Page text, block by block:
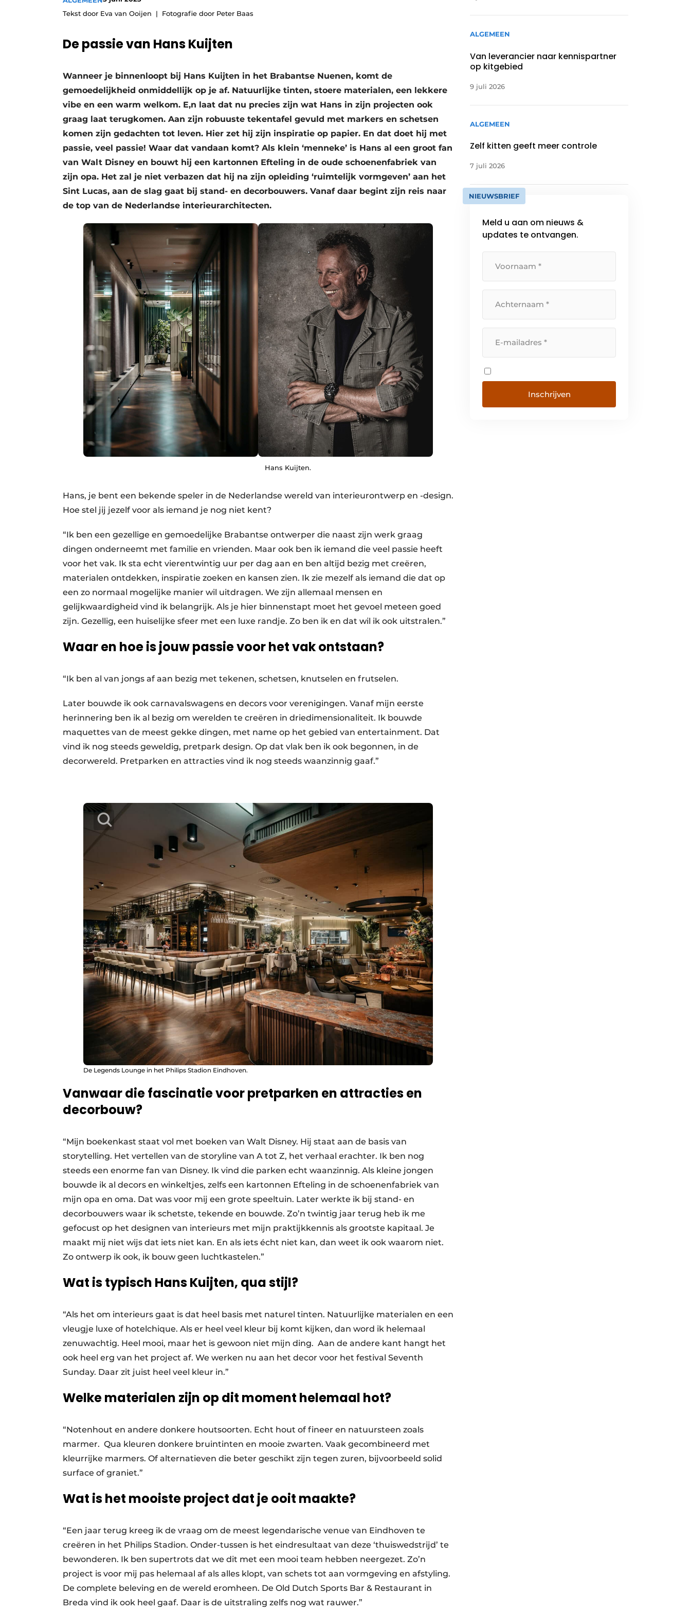
Vacatures
Tekst door Eva van Ooijen
Fotografie door Peter Baas
De passie van Hans Kuijten
Wanneer je binnenloopt bij Hans Kuijten in het Brabantse Nuenen, komt de
gemoedelijkheid onmiddellijk op je af. Natuurlijke tinten, stoere materialen, een lekkere
vibe en een warm welkom. E,n laat dat nu precies zijn wat Hans in zijn projecten ook
graag laat terugkomen. Aan zijn robuuste tekentafel gevuld met markers en schetsen
komen zijn gedachten tot leven. Hier zet hij zijn inspiratie op papier. En dat doet hij met
passie, veel passie! Waar dat vandaan komt? Als klein ‘menneke’ is Hans al een groot fan
van Walt Disney en bouwt hij een kartonnen Efteling in de oude schoenenfabriek van
zijn opa. Het zal je niet verbazen dat hij na zijn opleiding ‘ruimtelijk vormgeven’ aan het
Sint Lucas, aan de slag gaat bij stand- en decorbouwers. Vanaf daar begint zijn reis naar
de top van de Nederlandse interieurarchitecten.
Hans Kuijten.
Hans, je bent een bekende speler in de Nederlandse wereld van interieurontwerp en -design.
Hoe stel jij jezelf voor als iemand je nog niet kent?
“Ik ben een gezellige en gemoedelijke Brabantse ontwerper die naast zijn werk graag
dingen onderneemt met familie en vrienden. Maar ook ben ik iemand die veel passie heeft
voor het vak. Ik sta echt vierentwintig uur per dag aan en ben altijd bezig met creëren,
materialen ontdekken, inspiratie zoeken en kansen zien. Ik zie mezelf als iemand die dat op
een zo normaal mogelijke manier wil uitdragen. We zijn allemaal mensen en
gelijkwaardigheid vind ik belangrijk. Als je hier binnenstapt moet het gevoel meteen goed
zijn. Gezellig, een huiselijke sfeer met een luxe randje. Zo ben ik en dat wil ik ook uitstralen.”
Waar en hoe is jouw passie voor het vak ontstaan?
“Ik ben al van jongs af aan bezig met tekenen, schetsen, knutselen en frutselen.
Later bouwde ik ook carnavalswagens en decors voor verenigingen. Vanaf mijn eerste
herinnering ben ik al bezig om werelden te creëren in driedimensionaliteit. Ik bouwde
maquettes van de meest gekke dingen, met name op het gebied van entertainment. Dat
vind ik nog steeds geweldig, pretpark design. Op dat vlak ben ik ook begonnen, in de
decorwereld. Pretparken en attracties vind ik nog steeds waanzinnig gaaf.”
De Legends Lounge in het Philips Stadion Eindhoven.
Vanwaar die fascinatie voor pretparken en attracties en
decorbouw?
“Mijn boekenkast staat vol met boeken van Walt Disney. Hij staat aan de basis van
storytelling. Het vertellen van de storyline van A tot Z, het verhaal erachter. Ik ben nog
steeds een enorme fan van Disney. Ik vind die parken echt waanzinnig. Als kleine jongen
bouwde ik al decors en winkeltjes, zelfs een kartonnen Efteling in de schoenenfabriek van
mijn opa en oma. Dat was voor mij een grote speeltuin. Later werkte ik bij stand- en
decorbouwers waar ik schetste, tekende en bouwde. Zo’n twintig jaar terug heb ik me
gefocust op het designen van interieurs met mijn praktijkkennis als grootste kapitaal. Je
maakt mij niet wijs dat iets niet kan. En als iets écht niet kan, dan weet ik ook waarom niet.
Zo ontwerp ik ook, ik bouw geen luchtkastelen.”
Wat is typisch Hans Kuijten, qua stijl?
“Als het om interieurs gaat is dat heel basis met naturel tinten. Natuurlijke materialen en een
vleugje luxe of hotelchique. Als er heel veel kleur bij komt kijken, dan word ik helemaal
zenuwachtig. Heel mooi, maar het is gewoon niet mijn ding. Aan de andere kant hangt het
ook heel erg van het project af. We werken nu aan het decor voor het festival Seventh
Sunday. Daar zit juist heel veel kleur in.”
Welke materialen zijn op dit moment helemaal hot?
“Notenhout en andere donkere houtsoorten. Echt hout of fineer en natuursteen zoals
marmer. Qua kleuren donkere bruintinten en mooie zwarten. Vaak gecombineerd met
kleurrijke marmers. Of alternatieven die beter geschikt zijn tegen zuren, bijvoorbeeld solid
surface of graniet.”
Wat is het mooiste project dat je ooit maakte?
“Een jaar terug kreeg ik de vraag om de meest legendarische venue van Eindhoven te
creëren in het Philips Stadion. Onder-tussen is het eindresultaat van deze ‘thuiswedstrijd’ te
bewonderen. Ik ben supertrots dat we dit met een mooi team hebben neergezet. Zo’n
project is voor mij pas helemaal af als alles klopt, van schets tot aan vormgeving en afstyling.
De complete beleving en de wereld eromheen. De Old Dutch Sports Bar & Restaurant in
Breda vind ik ook heel gaaf. Daar is de uitstraling zelfs nog wat rauwer.”
ALGEMEEN
Van leverancier naar kennispartner
op kitgebied
9 juli 2026
ALGEMEEN
Zelf kitten geeft meer controle
7 juli 2026
NIEUWSBRIEF
Meld u aan om nieuws &
updates te ontvangen.